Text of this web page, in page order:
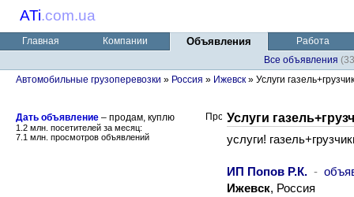
ATi.com.ua
Главная Компании Объявления
Работа
Все объявления
Автомобильные грузоперевозки » Россия » Ижевск » Услуги
Дать объявление – продам, куплю
1.2 млн. посетителей за месяц:
7.1 млн. просмотров объявлений
Услуги
услуги!
ИП Попов Р.К. -
Ижевск, Россия